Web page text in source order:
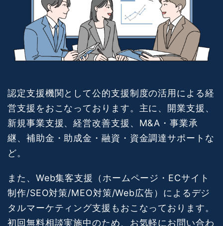
認定支援機関として公的支援制度の活用による経
営支援をおこなっております。主に、開業支援、
新規事業支援、経営改善支援、M&A・事業承
継、補助金・助成金・融資・資金調達サポートな
ど。
また、Web集客支援（ホームページ・ECサイト
制作/SEO対策/MEO対策/Web広告）によるデジ
タルマーケティング支援もおこなっております。
初回無料相談実施中のため、お気軽にお問い合わ